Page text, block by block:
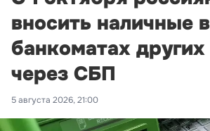
вносить наличные в
банкоматах
через СБП
5 августа 2026, 21:00